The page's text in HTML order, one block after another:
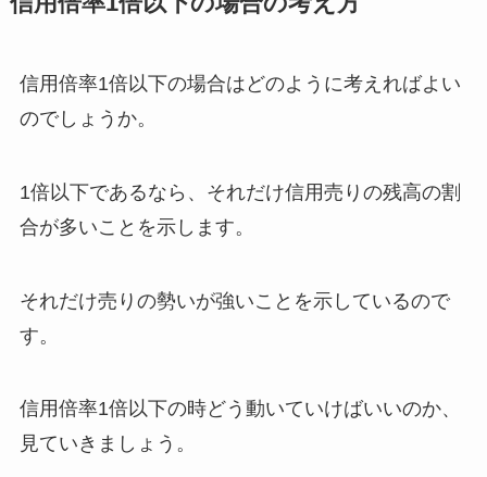
信用倍率1倍以下の場合はどのように考えればよい
のでしょうか。
1倍以下であるなら、それだけ信用売りの残高の割
合が多いことを示します。
それだけ売りの勢いが強いことを示しているので
す。
信用倍率1倍以下の時どう動いていけばいいのか、
見ていきましょう。